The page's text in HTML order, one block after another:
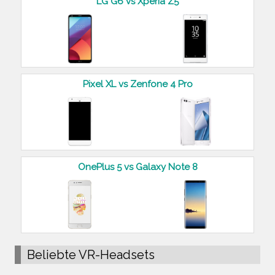
Pixel XL vs Zenfone 4 Pro
OnePlus 5 vs Galaxy Note 8
Beliebte VR-Headsets